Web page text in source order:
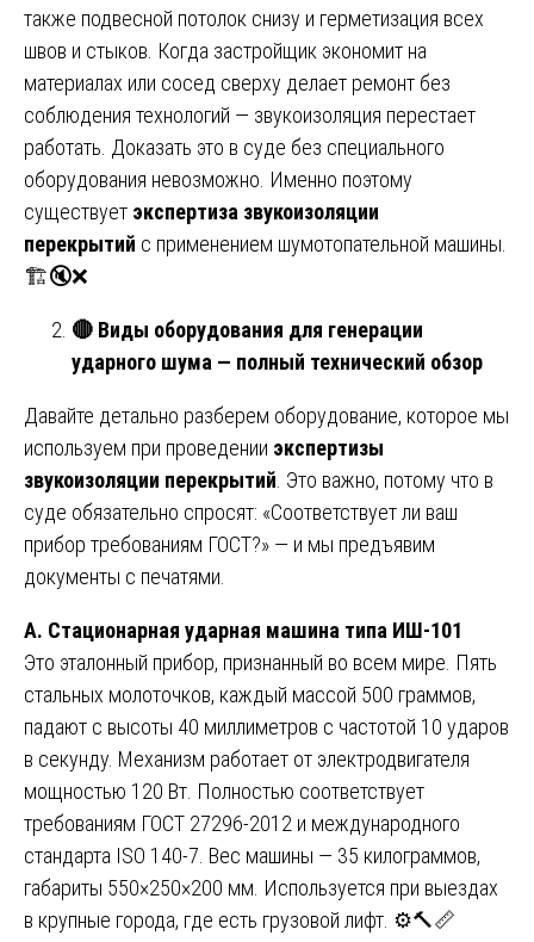
также подвесной потолок снизу и герметизация всех
швов и стыков. Когда застройщик экономит на
материалах или сосед сверху делает ремонт без
соблюдения технологий — звукоизоляция перестает
работать. Доказать это в суде без специального
оборудования невозможно. Именно поэтому
существует экспертиза звукоизоляции
перекрытий с применением шумотопательной машины.
🏗️🔇❌
🔴 Виды оборудования для генерации
ударного шума — полный технический обзор
Давайте детально разберем оборудование, которое мы
используем при проведении экспертизы
звукоизоляции перекрытий . Это важно, потому что в
суде обязательно спросят: «Соответствует ли ваш
прибор требованиям ГОСТ?» — и мы предъявим
документы с печатями.
А. Стационарная ударная машина типа ИШ-101
Это эталонный прибор, признанный во всем мире. Пять
стальных молоточков, каждый массой 500 граммов,
падают с высоты 40 миллиметров с частотой 10 ударов
в секунду. Механизм работает от электродвигателя
мощностью 120 Вт. Полностью соответствует
требованиям ГОСТ 27296-2012 и международного
стандарта ISO 140-7. Вес машины — 35 килограммов,
габариты 550×250×200 мм. Используется при выездах
в крупные города, где есть грузовой лифт. ⚙️🔨📏